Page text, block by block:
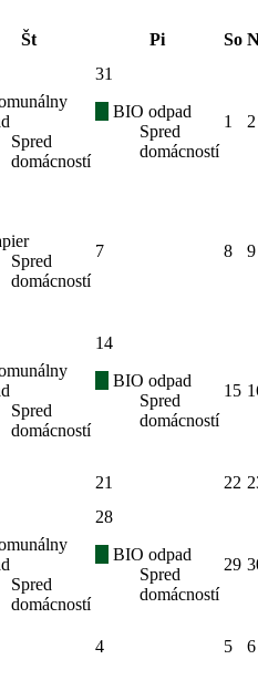
Št Pi So
Spred
domácností
31
BIO odpad
Spred
domácností
1 2
Spred
domácností
7 8 9
Spred
domácností
14
BIO odpad
Spred
domácností
15
21 22
Spred
domácností
28
BIO odpad
Spred
domácností
29
4 5
6